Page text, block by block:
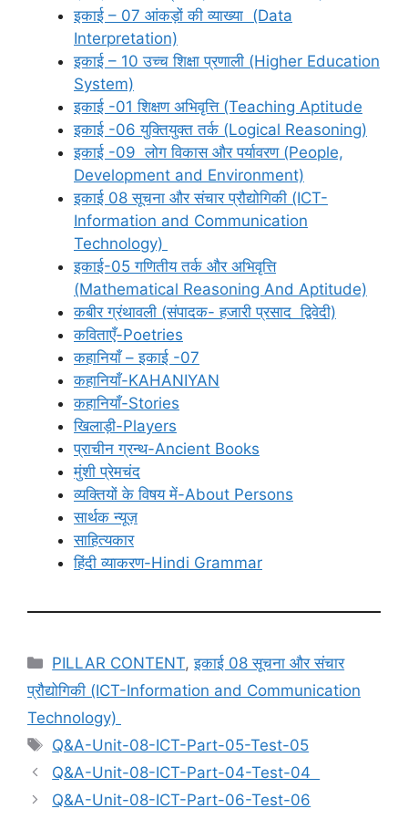
इकाई – 07 आंकड़ों की व्याख्या (Data
Interpretation)
इकाई – 10 उच्च शिक्षा प्रणाली (Higher Education
System)
इकाई -01 शिक्षण अभिवृत्ति (Teaching Aptitude
इकाई -06 युक्तियुक्त तर्क (Logical Reasoning)
इकाई -09 लोग विकास और पर्यावरण (People,
Development and Environment)
इकाई 08 सूचना और संचार प्रौद्योगिकी (ICT-
Information and Communication
Technology)
इकाई-05 गणितीय तर्क और अभिवृत्ति
(Mathematical Reasoning And Aptitude)
कबीर ग्रंथावली (संपादक- हजारी प्रसाद द्विवेदी)
कविताएँ-Poetries
कहानियाँ – इकाई -07
कहानियाँ-KAHANIYAN
कहानियाँ-Stories
खिलाड़ी-Players
प्राचीन ग्रन्थ-Ancient Books
मुंशी प्रेमचंद
व्यक्तियों के विषय में-About Persons
सार्थक न्यूज़
साहित्यकार
हिंदी व्याकरण-Hindi Grammar
Categories
PILLAR CONTENT,इकाई 08 सूचना और संचार
प्रौद्योगिकी (ICT-Information and Communication
Technology)
Tags
Q&A-Unit-08-ICT-Part-05-Test-05
Q&A-Unit-08-ICT-Part-04-Test-04
Q&A-Unit-08-ICT-Part-06-Test-06